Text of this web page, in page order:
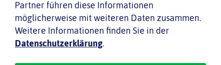
Inhaltsverzeichnis
Datenschutzhinweis
Partner führen diese Informationen
möglicherweise mit weiteren Daten zusammen.
Weitere Informationen finden Sie in der
Datenschutzerklärung.